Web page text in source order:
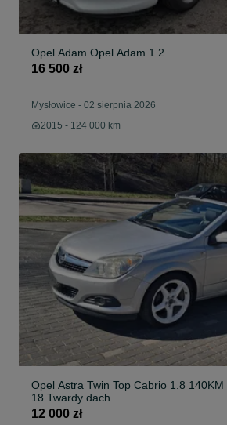
Opel Adam Opel Adam 1.2
16 500 zł
Mysłowice - 02 sierpnia 2026
2015 - 124 000 km
Opel Astra Twin Top Cabrio 1.8 140KM LPG Cosmo Alumy
18 Twardy dach
12 000 zł